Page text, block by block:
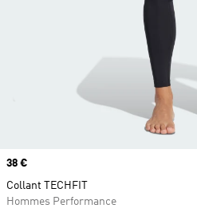
Prix
38 €
Collant TECHFIT
Hommes Performance